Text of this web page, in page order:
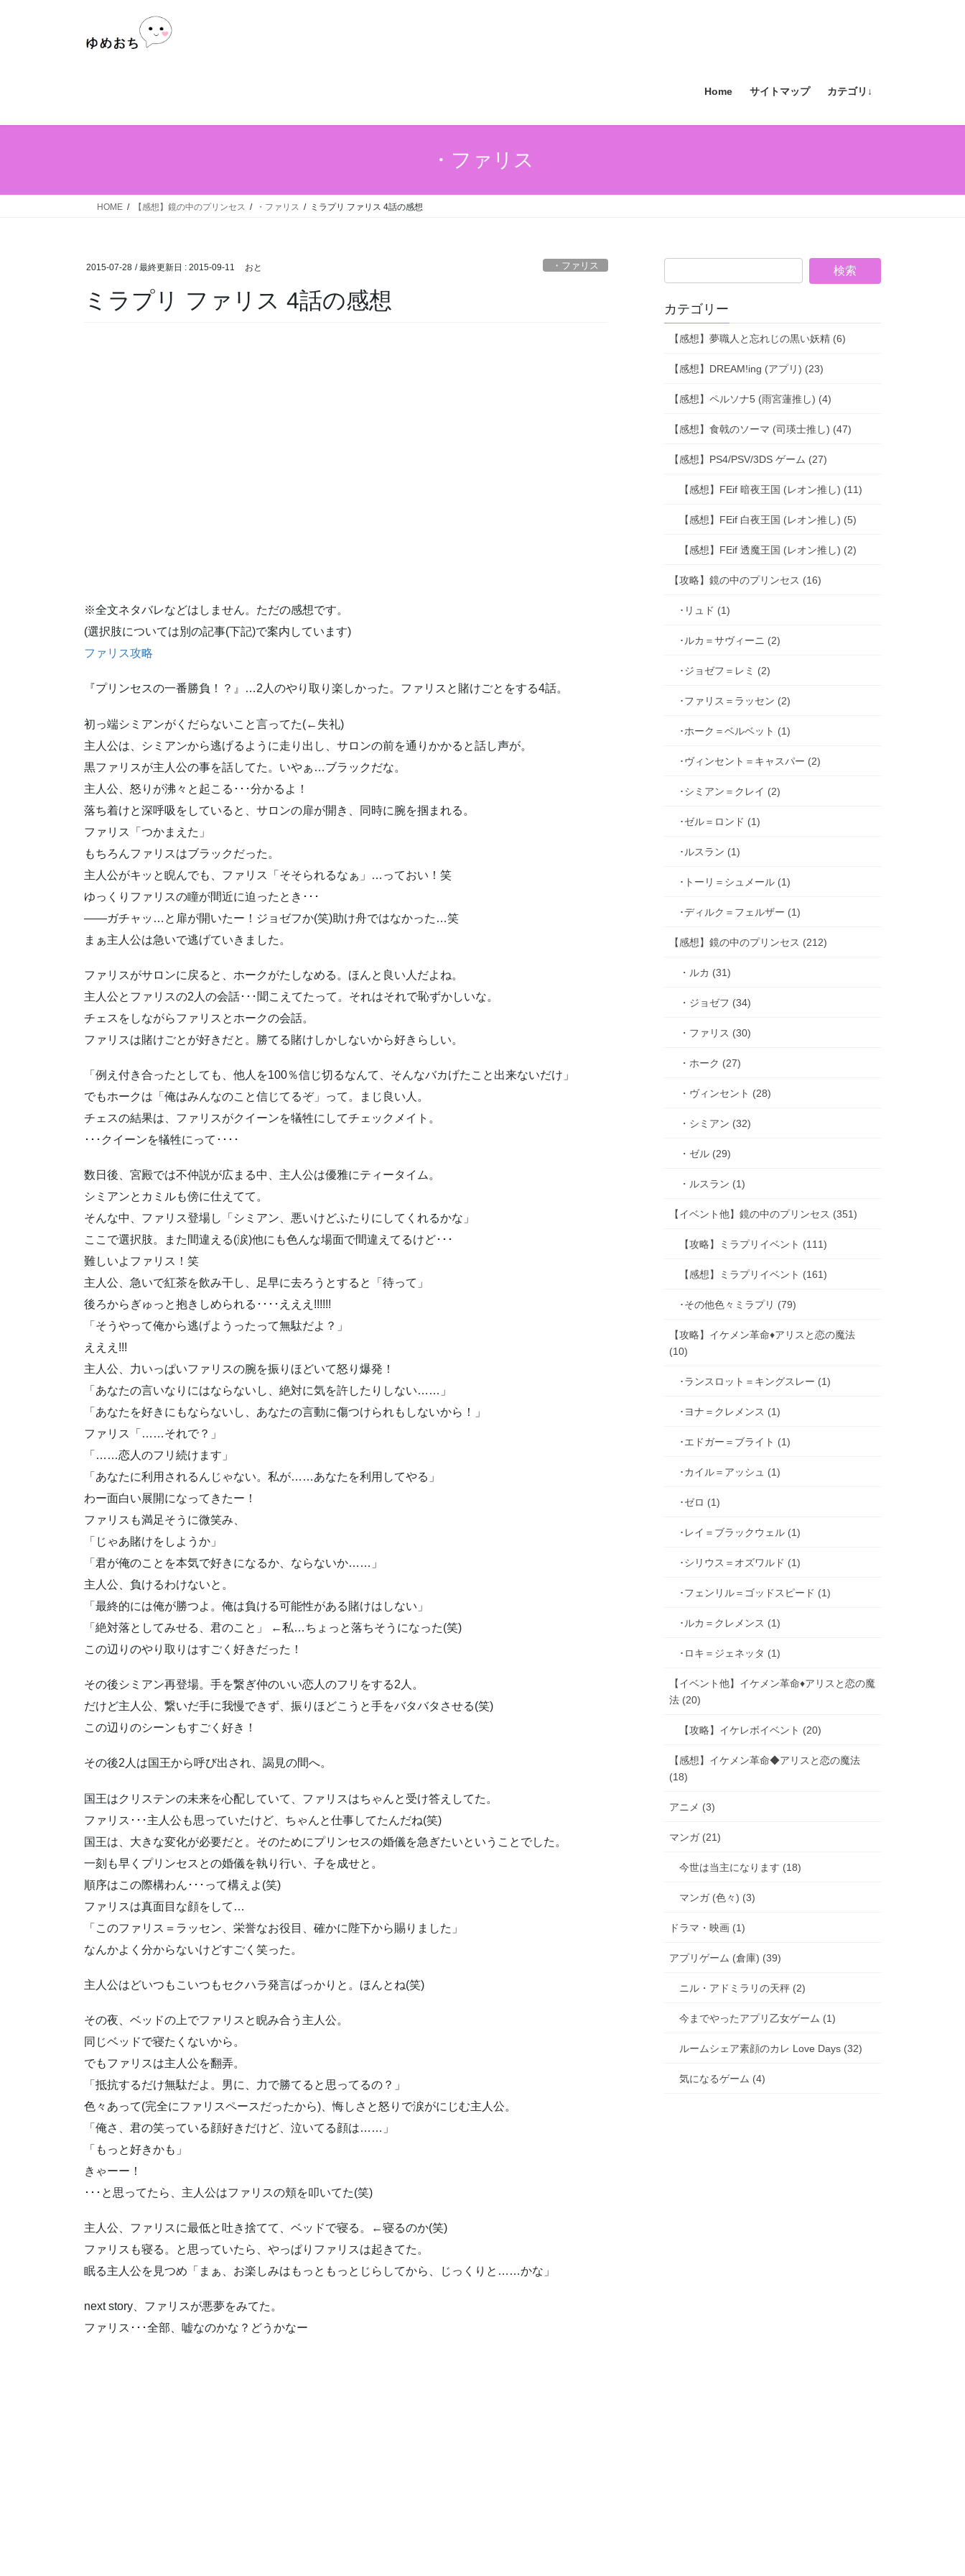
Home サイトマップ カテゴリ↓
・ファリス
HOME 【感想】鏡の中のプリンセス ・ファリス ミラプリ ファリス 4話の感想
2015-07-28 / 最終更新日 : 2015-09-11 おと ・ファリス
ミラプリ ファリス 4話の感想
※全文ネタバレなどはしません。ただの感想です。
(選択肢については別の記事(下記)で案内しています)
ファリス攻略
『プリンセスの一番勝負！？』…2人のやり取り楽しかった。ファリスと賭けごとをする4話。
初っ端シミアンがくだらないこと言ってた(←失礼)
主人公は、シミアンから逃げるように走り出し、サロンの前を通りかかると話し声が。
黒ファリスが主人公の事を話してた。いやぁ…ブラックだな。
主人公、怒りが沸々と起こる･･･分かるよ！
落ち着けと深呼吸をしていると、サロンの扉が開き、同時に腕を掴まれる。
ファリス「つかまえた」
もちろんファリスはブラックだった。
主人公がキッと睨んでも、ファリス「そそられるなぁ」…っておい！笑
ゆっくりファリスの瞳が間近に迫ったとき･･･
――ガチャッ…と扉が開いたー！ジョゼフか(笑)助け舟ではなかった…笑
まぁ主人公は急いで逃げていきました。
ファリスがサロンに戻ると、ホークがたしなめる。ほんと良い人だよね。
主人公とファリスの2人の会話･･･聞こえてたって。それはそれで恥ずかしいな。
チェスをしながらファリスとホークの会話。
ファリスは賭けごとが好きだと。勝てる賭けしかしないから好きらしい。
「例え付き合ったとしても、他人を100％信じ切るなんて、そんなバカげたこと出来ないだけ」
でもホークは「俺はみんなのこと信じてるぞ」って。まじ良い人。
チェスの結果は、ファリスがクイーンを犠牲にしてチェックメイト。
･･･クイーンを犠牲にって････
数日後、宮殿では不仲説が広まる中、主人公は優雅にティータイム。
シミアンとカミルも傍に仕えてて。
そんな中、ファリス登場し「シミアン、悪いけどふたりにしてくれるかな」
ここで選択肢。また間違える(涙)他にも色んな場面で間違えてるけど･･･
難しいよファリス！笑
主人公、急いで紅茶を飲み干し、足早に去ろうとすると「待って」
後ろからぎゅっと抱きしめられる････えええ!!!!!!
「そうやって俺から逃げようったって無駄だよ？」
えええ!!!
主人公、力いっぱいファリスの腕を振りほどいて怒り爆発！
「あなたの言いなりにはならないし、絶対に気を許したりしない……」
「あなたを好きにもならないし、あなたの言動に傷つけられもしないから！」
ファリス「……それで？」
「……恋人のフリ続けます」
「あなたに利用されるんじゃない。私が……あなたを利用してやる」
わー面白い展開になってきたー！
ファリスも満足そうに微笑み、
「じゃあ賭けをしようか」
「君が俺のことを本気で好きになるか、ならないか……」
主人公、負けるわけないと。
「最終的には俺が勝つよ。俺は負ける可能性がある賭けはしない」
「絶対落としてみせる、君のこと」 ←私…ちょっと落ちそうになった(笑)
この辺りのやり取りはすごく好きだった！
その後シミアン再登場。手を繋ぎ仲のいい恋人のフリをする2人。
だけど主人公、繋いだ手に我慢できず、振りほどこうと手をバタバタさせる(笑)
この辺りのシーンもすごく好き！
その後2人は国王から呼び出され、謁見の間へ。
国王はクリステンの未来を心配していて、ファリスはちゃんと受け答えしてた。
ファリス･･･主人公も思っていたけど、ちゃんと仕事してたんだね(笑)
国王は、大きな変化が必要だと。そのためにプリンセスの婚儀を急ぎたいということでした。
一刻も早くプリンセスとの婚儀を執り行い、子を成せと。
順序はこの際構わん･･･って構えよ(笑)
ファリスは真面目な顔をして…
「このファリス＝ラッセン、栄誉なお役目、確かに陛下から賜りました」
なんかよく分からないけどすごく笑った。
主人公はどいつもこいつもセクハラ発言ばっかりと。ほんとね(笑)
その夜、ベッドの上でファリスと睨み合う主人公。
同じベッドで寝たくないから。
でもファリスは主人公を翻弄。
「抵抗するだけ無駄だよ。男に、力で勝てると思ってるの？」
色々あって(完全にファリスペースだったから)、悔しさと怒りで涙がにじむ主人公。
「俺さ、君の笑っている顔好きだけど、泣いてる顔は……」
「もっと好きかも」
きゃーー！
･･･と思ってたら、主人公はファリスの頬を叩いてた(笑)
主人公、ファリスに最低と吐き捨てて、ベッドで寝る。←寝るのか(笑)
ファリスも寝る。と思っていたら、やっぱりファリスは起きてた。
眠る主人公を見つめ「まぁ、お楽しみはもっともっとじらしてから、じっくりと……かな」
next story、ファリスが悪夢をみてた。
ファリス･･･全部、嘘なのかな？どうかなー
カテゴリー
【感想】夢職人と忘れじの黒い妖精 (6)
【感想】DREAM!ing (アプリ) (23)
【感想】ペルソナ5 (雨宮蓮推し) (4)
【感想】食戟のソーマ (司瑛士推し) (47)
【感想】PS4/PSV/3DS ゲーム (27)
【感想】FEif 暗夜王国 (レオン推し) (11)
【感想】FEif 白夜王国 (レオン推し) (5)
【感想】FEif 透魔王国 (レオン推し) (2)
【攻略】鏡の中のプリンセス (16)
･リュド (1)
･ルカ＝サヴィーニ (2)
･ジョゼフ＝レミ (2)
･ファリス＝ラッセン (2)
･ホーク＝ベルベット (1)
･ヴィンセント＝キャスパー (2)
･シミアン＝クレイ (2)
･ゼル＝ロンド (1)
･ルスラン (1)
･トーリ＝シュメール (1)
･ディルク＝フェルザー (1)
【感想】鏡の中のプリンセス (212)
・ルカ (31)
・ジョゼフ (34)
・ファリス (30)
・ホーク (27)
・ヴィンセント (28)
・シミアン (32)
・ゼル (29)
・ルスラン (1)
【イベント他】鏡の中のプリンセス (351)
【攻略】ミラプリイベント (111)
【感想】ミラプリイベント (161)
･その他色々ミラプリ (79)
【攻略】イケメン革命♦アリスと恋の魔法
(10)
･ランスロット＝キングスレー (1)
･ヨナ＝クレメンス (1)
･エドガー＝ブライト (1)
･カイル＝アッシュ (1)
･ゼロ (1)
･レイ＝ブラックウェル (1)
･シリウス＝オズワルド (1)
･フェンリル＝ゴッドスピード (1)
･ルカ＝クレメンス (1)
･ロキ＝ジェネッタ (1)
【イベント他】イケメン革命♦アリスと恋の魔
法 (20)
【攻略】イケレボイベント (20)
【感想】イケメン革命◆アリスと恋の魔法
(18)
アニメ (3)
マンガ (21)
今世は当主になります (18)
マンガ (色々) (3)
ドラマ・映画 (1)
アプリゲーム (倉庫) (39)
ニル・アドミラリの天秤 (2)
今までやったアプリ乙女ゲーム (1)
ルームシェア素顔のカレ Love Days (32)
気になるゲーム (4)